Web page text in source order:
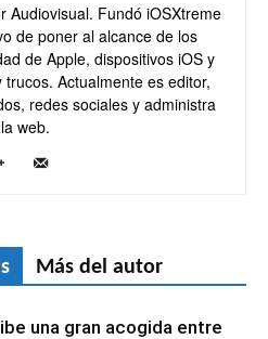
Audiovisual. Fundó iOSXtreme
de poner al alcance de los
de Apple, dispositivos iOS y
Actualmente es editor,
redes sociales y administra
la web.
Más del autor
una gran acogida entre